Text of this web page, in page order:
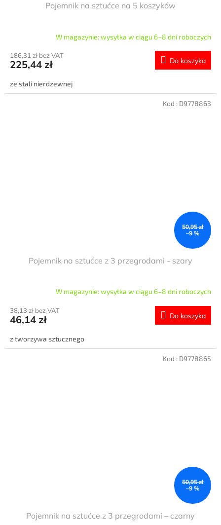
Pojemnik na sztućce na 5 koszyków
W magazynie: wysyłka w ciągu 6–8 dni roboczych
186,31 zł bez VAT
225,44 zł Do koszyka
ze stali nierdzewnej
50,95 zł
–9 %
Pojemnik na sztućce z 3 przegrodami - szary
W magazynie: wysyłka w ciągu 6–8 dni roboczych
38,13 zł bez VAT
46,14 zł Do koszyka
z tworzywa sztucznego
Kod : D9778863
50,95 zł
–9 %
Pojemnik na sztućce z 3 przegrodami – czarny
Kod : D9778865